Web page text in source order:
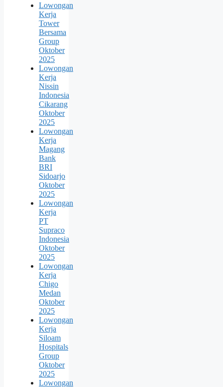
Lowongan
Kerja
Tower
Bersama
Group
Oktober
2025
Lowongan
Kerja
Nissin
Indonesia
Cikarang
Oktober
2025
Lowongan
Kerja
Magang
Bank
BRI
Sidoarjo
Oktober
2025
Lowongan
Kerja
PT
Supraco
Indonesia
Oktober
2025
Lowongan
Kerja
Chigo
Medan
Oktober
2025
Lowongan
Kerja
Siloam
Hospitals
Group
Oktober
2025
Lowongan